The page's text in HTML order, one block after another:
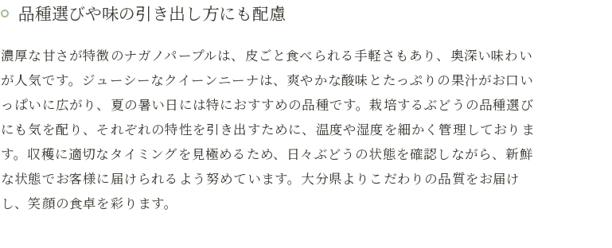
品種選びや味の引き出し方にも配慮
濃厚な甘さが特徴のナガノパープルは、皮ごと食べられる手軽さもあり、奥深い味わい
が人気です。ジューシーなクイーンニーナは、爽やかな酸味とたっぷりの果汁がお口い
っぱいに広がり、夏の暑い日には特におすすめの品種です。栽培するぶどうの品種選び
にも気を配り、それぞれの特性を引き出すために、温度や湿度を細かく管理しておりま
す。収穫に適切なタイミングを見極めるため、日々ぶどうの状態を確認しながら、新鮮
な状態でお客様に届けられるよう努めています。大分県よりこだわりの品質をお届け
し、笑顔の食卓を彩ります。